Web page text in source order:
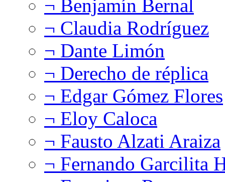
¬ Benjamín Bernal
¬ Claudia Rodríguez
¬ Dante Limón
¬ Derecho de réplica
¬ Edgar Gómez Flores
¬ Eloy Caloca
¬ Fausto Alzati Araiza
¬ Fernando Garcilita